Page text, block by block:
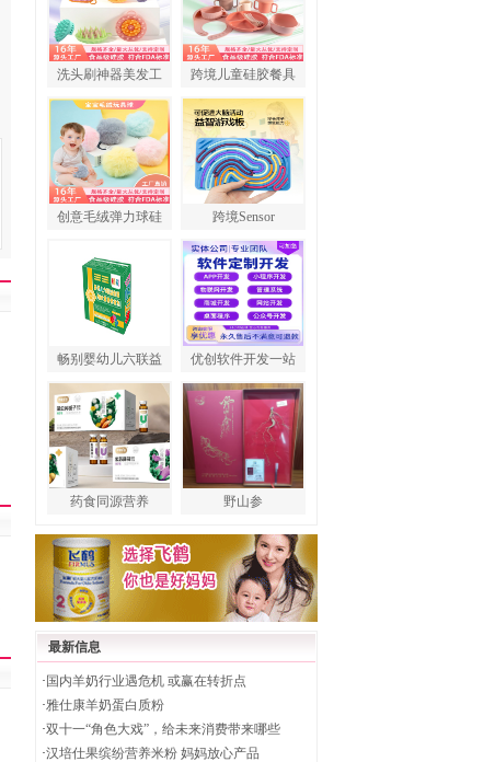
洗头刷神器美发工 跨境儿童硅胶餐具
创意毛绒弹力球硅 跨境Sensor
畅别婴幼儿六联益 优创软件开发一站
药食同源营养 野山参
最新信息
· 国内羊奶行业遇危机 或赢在转折点
·雅仕康羊奶蛋白质粉
·双十一“角色大戏”，给未来消费带来哪些
·汉培仕果缤纷营养米粉 妈妈放心产品